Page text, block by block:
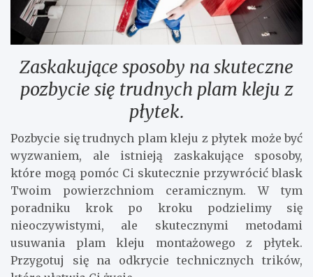
Zaskakujące sposoby na skuteczne
pozbycie się trudnych plam kleju z
płytek.
Pozbycie się trudnych plam kleju z płytek może być
wyzwaniem, ale istnieją zaskakujące sposoby,
które mogą pomóc Ci skutecznie przywrócić blask
Twoim powierzchniom ceramicznym. W tym
poradniku krok po kroku podzielimy się
nieoczywistymi, ale skutecznymi metodami
usuwania plam kleju montażowego z płytek.
Przygotuj się na odkrycie technicznych trików,